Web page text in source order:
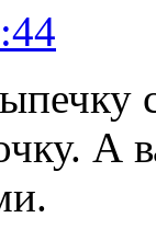
А